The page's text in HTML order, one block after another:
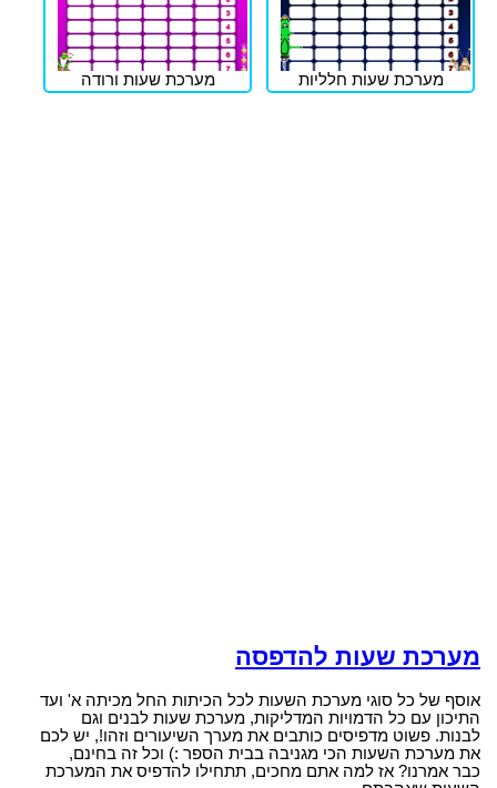
מערכת שעות חלליות מערכת שעות ורודה
מערכת שעות להדפסה
אוסף של כל סוגי מערכת השעות לכל הכיתות החל מכיתה א' ועד
התיכון עם כל הדמויות המדליקות, מערכת שעות לבנים וגם
לבנות. פשוט מדפיסים כותבים את מערך השיעורים וזהו!, יש לכם
את מערכת השעות הכי מגניבה בבית הספר :) וכל זה בחינם,
כבר אמרנו? אז למה אתם מחכים, תתחילו להדפיס את המערכת